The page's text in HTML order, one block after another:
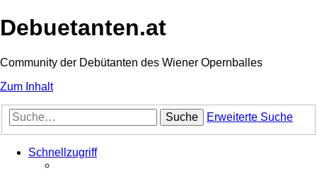
Debuetanten.at
Community der Debütanten des Wiener Opernballes
Zum Inhalt
Suche Erweiterte Suche
Schnellzugriff